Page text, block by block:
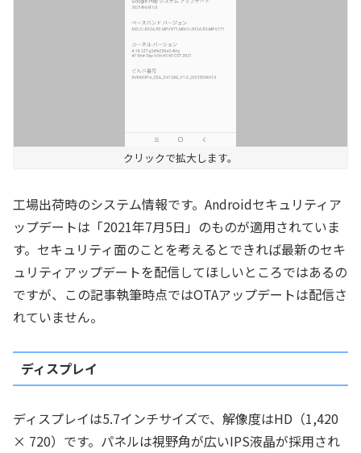
クリックで拡大します。
工場出荷時のシステム情報です。Androidセキュリティア
ップデートは「2021年7月5日」のものが適用されていま
す。セキュリティ面のことを考えるとできれば最新のセキ
ュリティアップデートを配信してほしいところではあるの
ですが、この記事執筆時点ではOTAアップデートは配信さ
れていません。
ディスプレイ
ディスプレイは5.7インチサイズで、解像度はHD（1,420
× 720）です。パネルは視野角が広いIPS液晶が採用され